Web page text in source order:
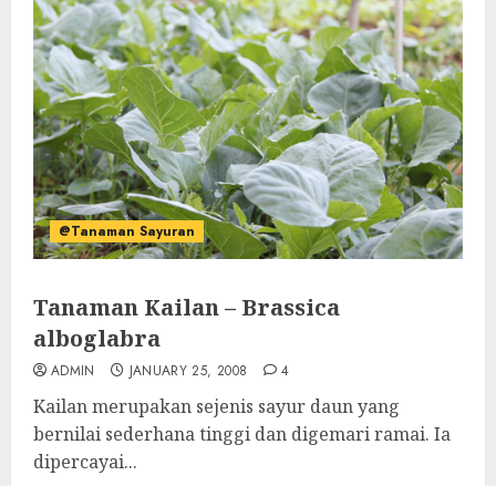
@Tanaman Sayuran
Tanaman Kailan – Brassica
alboglabra
ADMIN JANUARY 25, 2008 4
Kailan merupakan sejenis sayur daun yang
bernilai sederhana tinggi dan digemari ramai. Ia
dipercayai...